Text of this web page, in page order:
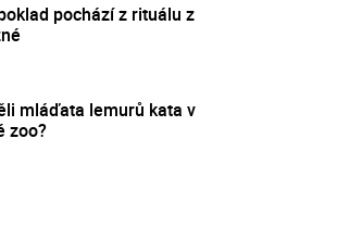
pochází z rituálu z
mláďata lemurů kata v
zoo?